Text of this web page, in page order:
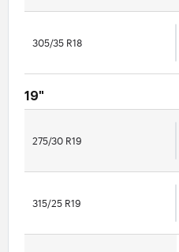
305/35 R18
19"
275/30 R19
315/25 R19